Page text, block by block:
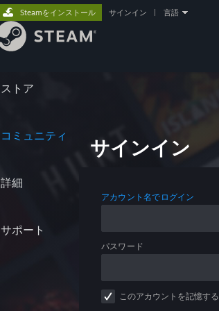
ストア
コミュニティ
詳細
サポート
Steamをインストール サインイン 言語
サインイン
アカウント名でログイン
パスワード
このアカウントを記憶する